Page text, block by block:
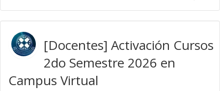
[Docentes] Activación Cursos
2do Semestre 2026 en
Campus Virtual